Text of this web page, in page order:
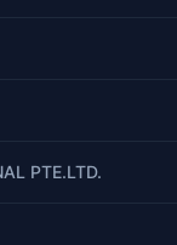
PTE.LTD.